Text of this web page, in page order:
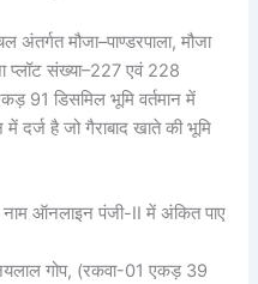
मौजा–पाण्डरपाला, मौजा
प्लॉट संख्या–227 एवं 228
91 डिसमिल भूमि वर्तमान में
दर्ज है जो गैराबाद खाते की भूमि
ऑनलाइन पंजी-II में अंकित पाए
गोप, (रकवा-01 एकड़ 39